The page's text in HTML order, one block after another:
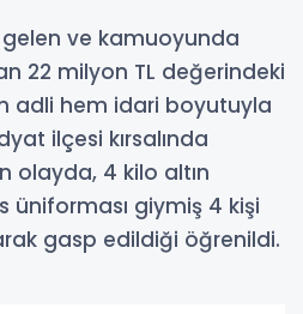
ve kamuoyunda
22 milyon TL değerindeki
adli hem idari boyutuyla
ilçesi kırsalında
olayda, 4 kilo altın
üniforması giymiş 4 kişi
gasp edildiği öğrenildi.